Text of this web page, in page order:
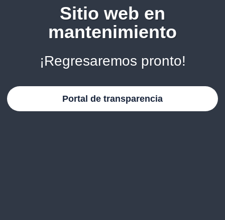
Sitio web en
mantenimiento
¡Regresaremos pronto!
Portal de transparencia